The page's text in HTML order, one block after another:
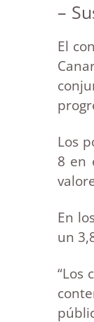
–
El
Los
8 en
En
un
“Los